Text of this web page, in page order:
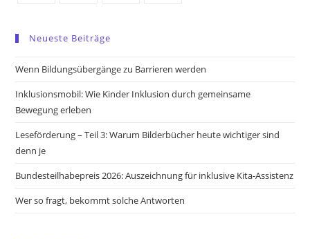
a
new
new
a
new
new
Neueste Beiträge
Wenn Bildungsübergänge zu Barrieren werden
Inklusionsmobil: Wie Kinder Inklusion durch gemeinsame
Bewegung erleben
Leseförderung – Teil 3: Warum Bilderbücher heute wichtiger sind
denn je
Bundesteilhabepreis 2026: Auszeichnung für inklusive Kita-Assistenz
Wer so fragt, bekommt solche Antworten